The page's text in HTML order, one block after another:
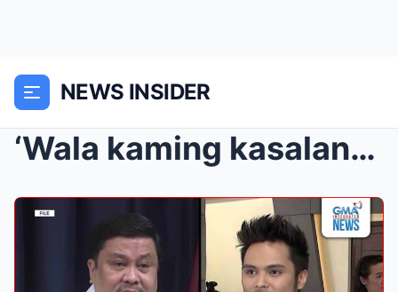
NEWS INSIDER
‘Wala kaming kasalanan!’ – Anak ni Jinggoy, Biktim...